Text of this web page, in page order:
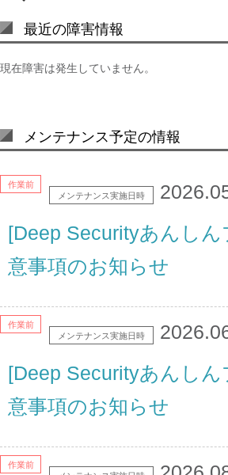
最近の障害情報
現在障害は発生していません。
メンテナンス予定の情報
メンテナンス実施日時
作業前
[Deep Securityあんし
意事項のお知らせ
メンテナンス実施日時
作業前
[Deep Securityあんし
意事項のお知らせ
作業前